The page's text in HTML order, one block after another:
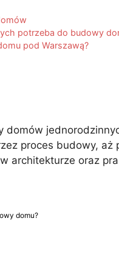
potrzeba do budowy
pod Warszawą?
domów
proces budowy,
architekturze oraz
domu?